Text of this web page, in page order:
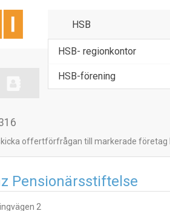
HSB- regionkontor
HSB-förening
offertförfrågan till markerade
Pensionärsstiftelse
2